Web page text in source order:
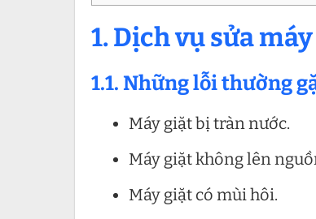
1. Dịch vụ sửa
1.1. Những lỗi thường
Máy giặt bị tràn nước.
Máy giặt không lên
Máy giặt có mùi hôi.